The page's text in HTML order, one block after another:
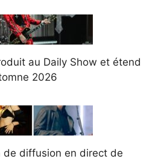
au Daily Show et étend
2026
de diffusion en direct de